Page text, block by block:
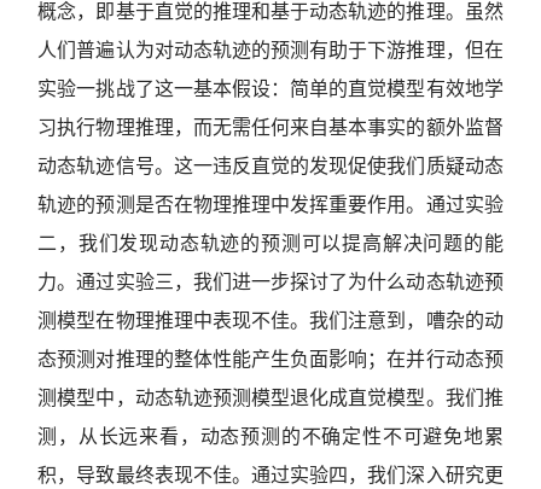
概念，即基于直觉的推理和基于动态轨迹的推理。虽然
人们普遍认为对动态轨迹的预测有助于下游推理，但在
实验一挑战了这一基本假设：简单的直觉模型有效地学
习执行物理推理，而无需任何来自基本事实的额外监督
动态轨迹信号。这一违反直觉的发现促使我们质疑动态
轨迹的预测是否在物理推理中发挥重要作用。通过实验
二，我们发现动态轨迹的预测可以提高解决问题的能
力。通过实验三，我们进一步探讨了为什么动态轨迹预
测模型在物理推理中表现不佳。我们注意到，嘈杂的动
态预测对推理的整体性能产生负面影响；在并行动态预
测模型中，动态轨迹预测模型退化成直觉模型。我们推
测，从长远来看，动态预测的不确定性不可避免地累
积，导致最终表现不佳。通过实验四，我们深入研究更